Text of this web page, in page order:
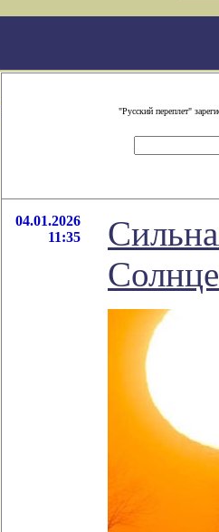
"Русский переплет"
04.01.2026
11:35
Солнце